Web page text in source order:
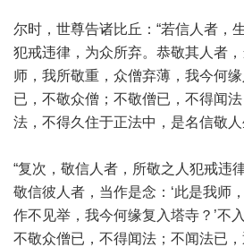
尔时，世尊告诸比丘：“若信人者，
犯戒违律，为众所弃。恭敬其人者
师，我所敬重，众僧弃薄，我今何
已，不敬众僧；不敬僧已，不得闻
法，不得久住于正法中，是名信敬人
“复次，敬信人者，所敬之人犯戒违
敬信彼人者，当作是念：‘此是我师
作不见举，我今何缘复入塔寺？’不
不敬众僧已，不得闻法；不闻法已